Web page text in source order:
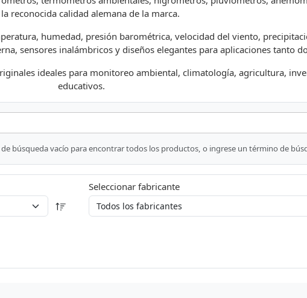
reconocida calidad alemana de la marca.
humedad, presión barométrica, velocidad del viento,
sensores inalámbricos y diseños elegantes para aplicaciones tanto
ideales para monitoreo ambiental, climatología, agricultura,
educativos.
de búsqueda vacío para encontrar todos los productos, o ingrese un término de
Seleccionar fabricante